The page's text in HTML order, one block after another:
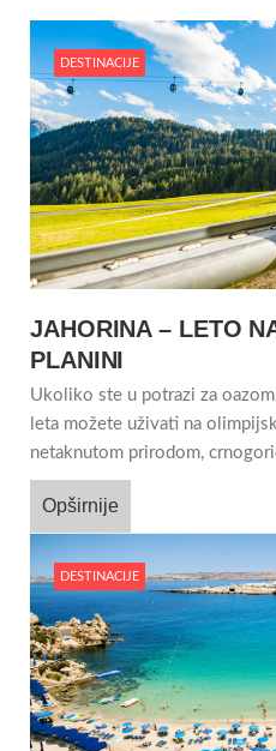
DESTINACIJE
JAHORINA – LETO
PLANINI
Ukoliko ste u potrazi za
leta možete uživati na
netaknutom prirodom,
Opširnije
DESTINACIJE